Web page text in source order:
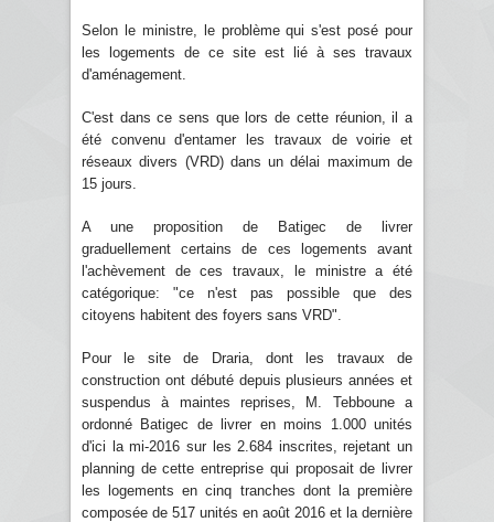
Selon le ministre, le problème qui s'est posé pour
les logements de ce site est lié à ses travaux
d'aménagement.
C'est dans ce sens que lors de cette réunion, il a
été convenu d'entamer les travaux de voirie et
réseaux divers (VRD) dans un délai maximum de
15 jours.
A une proposition de Batigec de livrer
graduellement certains de ces logements avant
l'achèvement de ces travaux, le ministre a été
catégorique: "ce n'est pas possible que des
citoyens habitent des foyers sans VRD".
Pour le site de Draria, dont les travaux de
construction ont débuté depuis plusieurs années et
suspendus à maintes reprises, M. Tebboune a
ordonné Batigec de livrer en moins 1.000 unités
d'ici la mi-2016 sur les 2.684 inscrites, rejetant un
planning de cette entreprise qui proposait de livrer
les logements en cinq tranches dont la première
composée de 517 unités en août 2016 et la dernière